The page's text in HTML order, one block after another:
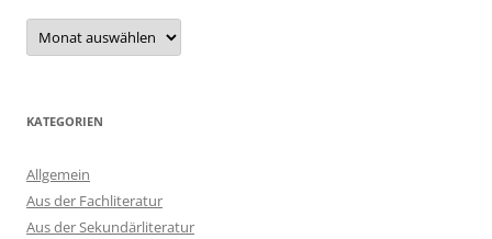
Archiv
KATEGORIEN
Allgemein
Aus der Fachliteratur
Aus der Sekundärliteratur